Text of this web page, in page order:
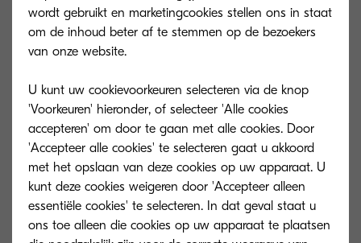
TK-8115M
Toner magenta voor 6.000 pagina's bij 5%
dekking (A4)
TK-8115Y
Toner geel voor
dekking (A4)
wordt gebruikt en marketingcookies stellen ons in staat
om de inhoud beter af te stemmen op de bezoekers
van onze website.
U kunt uw cookievoorkeuren selecteren via de knop
'Voorkeuren' hieronder, of selecteer 'Alle cookies
accepteren' om door te gaan met alle cookies. Door
'Accepteer alle cookies' te selecteren gaat u akkoord
met het opslaan van deze cookies op uw apparaat. U
kunt deze cookies weigeren door 'Accepteer alleen
essentiële cookies' te selecteren. In dat geval staat u
ons toe alleen die cookies op uw apparaat te plaatsen